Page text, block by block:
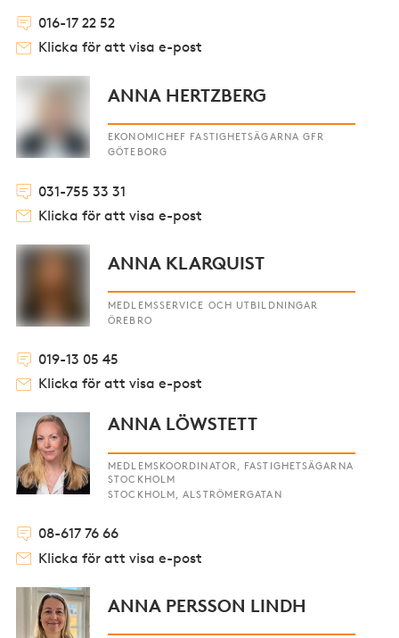
016-17 22 52
Klicka för att visa e-post
ANNA HERTZBERG
EKONOMICHEF FASTIGHETSÄGARNA GFR
GÖTEBORG
031-755 33 31
Klicka för att visa e-post
ANNA KLARQUIST
MEDLEMSSERVICE OCH UTBILDNINGAR
ÖREBRO
019-13 05 45
Klicka för att visa e-post
ANNA LÖWSTETT
MEDLEMSKOORDINATOR, FASTIGHETSÄGARNA
STOCKHOLM
STOCKHOLM, ALSTRÖMERGATAN
08-617 76 66
Klicka för att visa e-post
ANNA PERSSON LINDH